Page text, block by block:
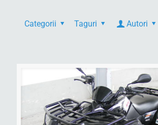
Categorii Taguri
Autori